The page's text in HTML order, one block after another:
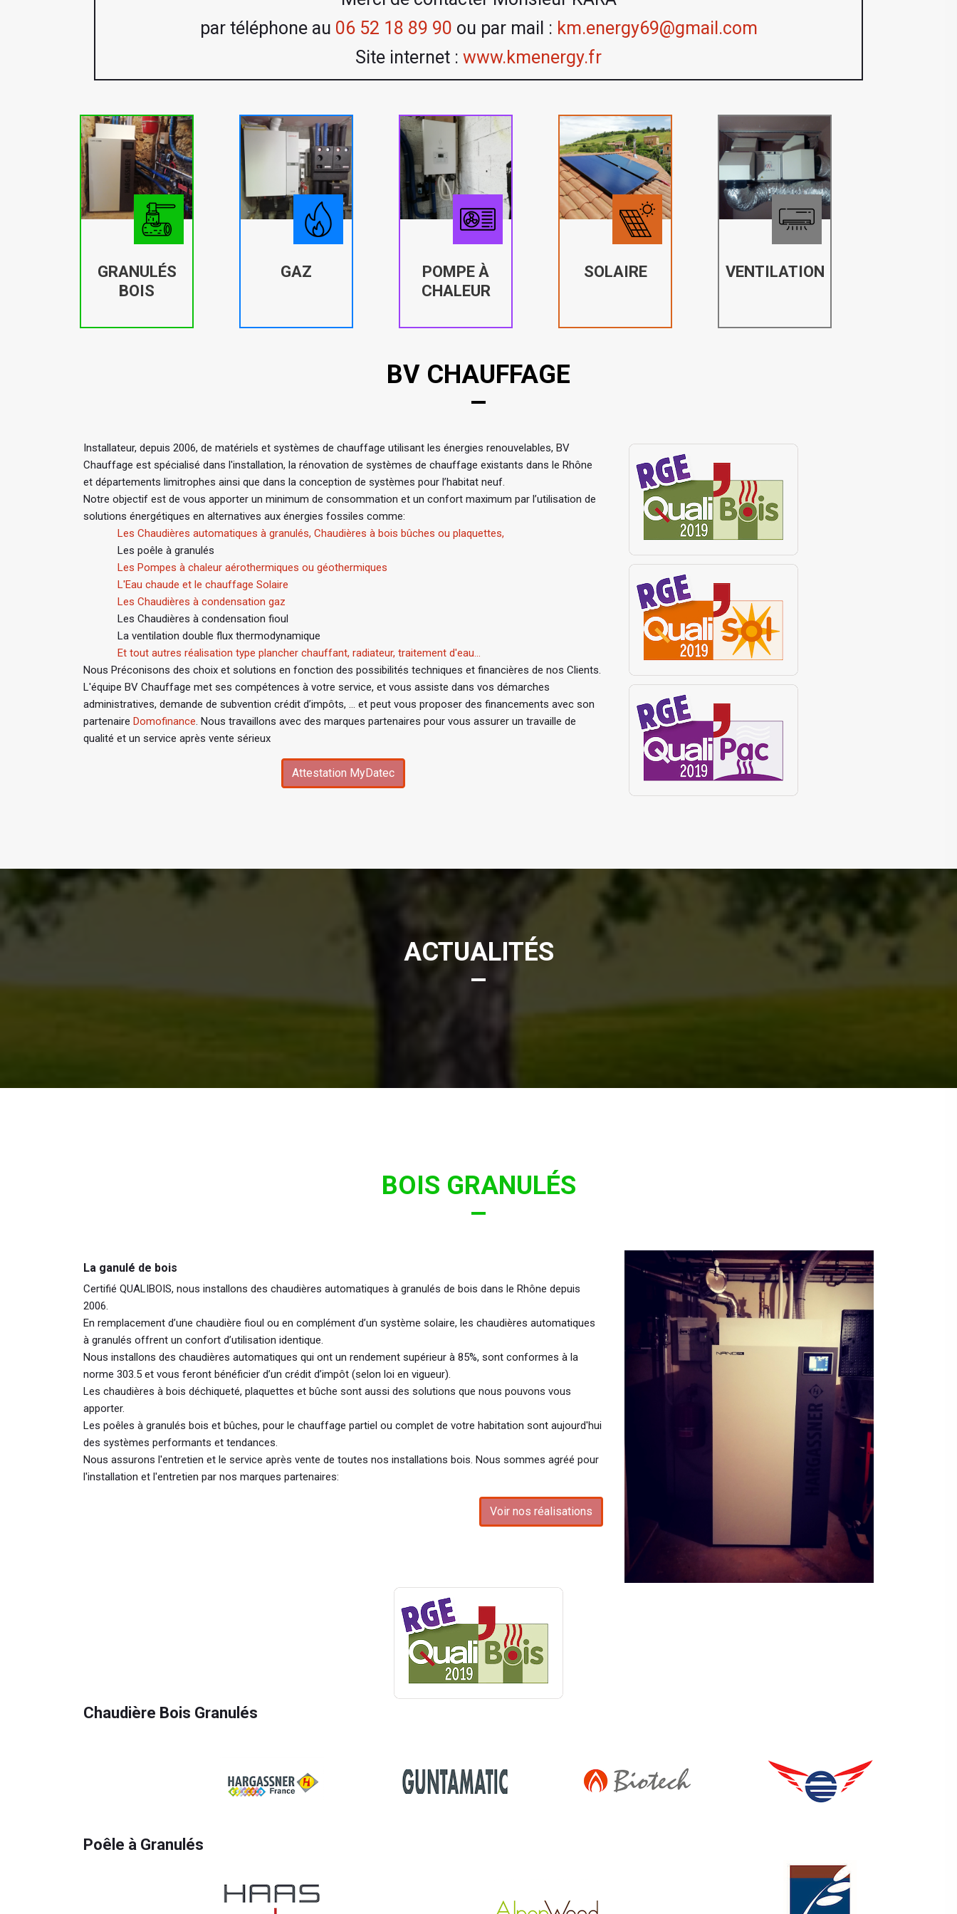
par téléphone au 06 52 18 89 90 ou par mail : km.energy69@gmail.com
Site internet : www.kmenergy.fr
GRANULÉS
BOIS
GAZ
POMPE À
CHALEUR
SOLAIRE VENTILATION
BV CHAUFFAGE
Installateur, depuis 2006, de matériels et systèmes de chauffage utilisant les énergies renouvelables, BV
Chauffage est spécialisé dans l'installation, la rénovation de systèmes de chauffage existants dans le Rhône
et départements limitrophes ainsi que dans la conception de systèmes pour l’habitat neuf.
Notre objectif est de vous apporter un minimum de consommation et un confort maximum par l’utilisation de
solutions énergétiques en alternatives aux énergies fossiles comme:
Les Chaudières automatiques à granulés, Chaudières à bois bûches ou plaquettes,
Les poêle à granulés
Les Pompes à chaleur aérothermiques ou géothermiques
L'Eau chaude et le chauffage Solaire
Les Chaudières à condensation gaz
Les Chaudières à condensation fioul
La ventilation double flux thermodynamique
Et tout autres réalisation type plancher chauffant, radiateur, traitement d'eau...
Nous Préconisons des choix et solutions en fonction des possibilités techniques et financières de nos Clients.
L'équipe BV Chauffage met ses compétences à votre service, et vous assiste dans vos démarches
administratives, demande de subvention crédit d’impôts, ... et peut vous proposer des financements avec son
partenaire Domofinance. Nous travaillons avec des marques partenaires pour vous assurer un travaille de
qualité et un service après vente sérieux
Attestation MyDatec
ACTUALITÉS
BOIS GRANULÉS
La ganulé de bois
Certifié QUALIBOIS, nous installons des chaudières automatiques à granulés de bois dans le Rhône depuis
2006.
En remplacement d’une chaudière fioul ou en complément d’un système solaire, les chaudières automatiques
à granulés offrent un confort d’utilisation identique.
Nous installons des chaudières automatiques qui ont un rendement supérieur à 85%, sont conformes à la
norme 303.5 et vous feront bénéficier d’un crédit d’impôt (selon loi en vigueur).
Les chaudières à bois déchiqueté, plaquettes et bûche sont aussi des solutions que nous pouvons vous
apporter.
Les poêles à granulés bois et bûches, pour le chauffage partiel ou complet de votre habitation sont aujourd'hui
des systèmes performants et tendances.
Nous assurons l'entretien et le service après vente de toutes nos installations bois. Nous sommes agréé pour
l'installation et l'entretien par nos marques partenaires:
Voir nos réalisations
Chaudière Bois Granulés
Poêle à Granulés